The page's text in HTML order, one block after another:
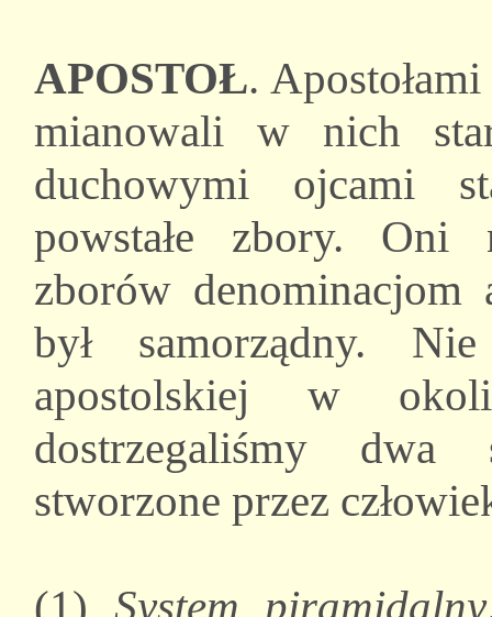
APOSTOŁ.
mianowali w nich
duchowymi ojcami
powstałe zbory. Oni
zborów
był samorządny.
apostolskiej w
dostrzegaliśmy dwa
stworzone przez
(1) System piramidalny